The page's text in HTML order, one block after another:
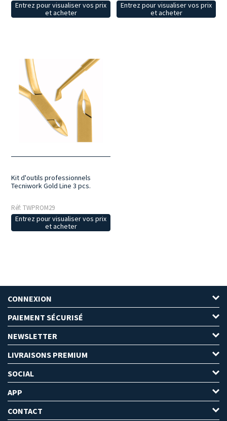
Entrez pour visualiser vos prix
et acheter
Entrez pour visualiser vos prix
et acheter
Kit d'outils professionnels
Tecniwork Gold Line 3 pcs.
Réf: TWPROM29
Entrez pour visualiser vos prix
et acheter
CONNEXION
PAIEMENT SÉCURISÉ
NEWSLETTER
LIVRAISONS PREMIUM
SOCIAL
APP
CONTACT